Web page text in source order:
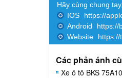
Hãy cùng chung
IOS
https://
Android
https://
Website
https://
Các phản ánh
Xe ô tô BKS